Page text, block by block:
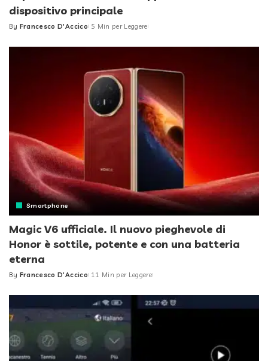
dispositivo principale
Posted
By Francesco D'Accico 5 Min per Leggere
Smartphone
Magic V6 ufficiale. Il nuovo pieghevole di
Honor è sottile, potente e con una batteria
eterna
Posted
By Francesco D'Accico 11 Min per Leggere